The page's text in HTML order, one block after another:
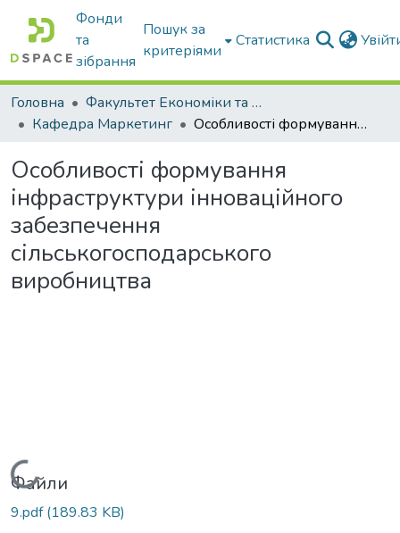
Фонди
та
зібрання
Пошук за
критеріями
Статистика
Головна
Факультет Економіки та бізнесу
Кафедра Маркетинг
Особливості формування інфраструктури інноваційного забезпечення сільськогосподарського виробництва
Особливості формування
інфраструктури інноваційного
забезпечення
сільськогосподарського
виробництва
Вантажиться...
Файли
9.pdf(189.83 KB)